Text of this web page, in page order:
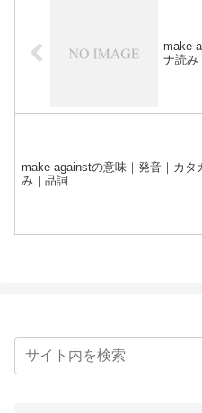
make
ナ読み
make againstの意味｜発音｜カタ
み｜品詞